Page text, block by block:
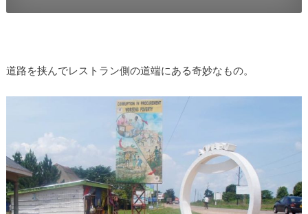
道路を挟んでレストラン側の道端にある奇妙なもの。